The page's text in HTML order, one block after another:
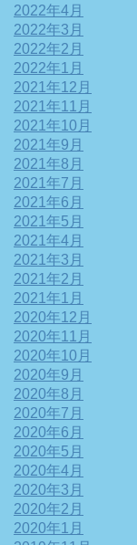
2022年4月
2022年3月
2022年2月
2022年1月
2021年12月
2021年11月
2021年10月
2021年9月
2021年8月
2021年7月
2021年6月
2021年5月
2021年4月
2021年3月
2021年2月
2021年1月
2020年12月
2020年11月
2020年10月
2020年9月
2020年8月
2020年7月
2020年6月
2020年5月
2020年4月
2020年3月
2020年2月
2020年1月